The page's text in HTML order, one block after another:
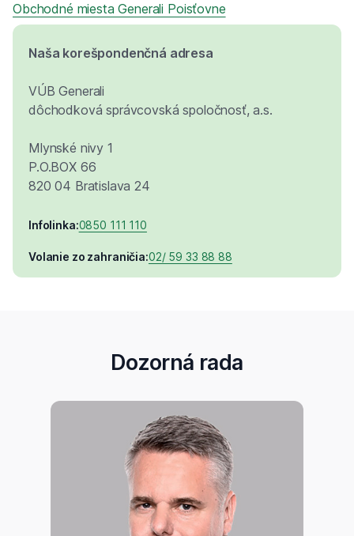
Obchodné miesta Generali Poisťovne
Naša korešpondenčná adresa
VÚB Generali
dôchodková správcovská spoločnosť, a.s.
Mlynské nivy 1
P.O.BOX 66
820 04 Bratislava 24
Infolinka:0850 111 110
Volanie zo zahraničia:02/ 59 33 88 88
Dozorná rada